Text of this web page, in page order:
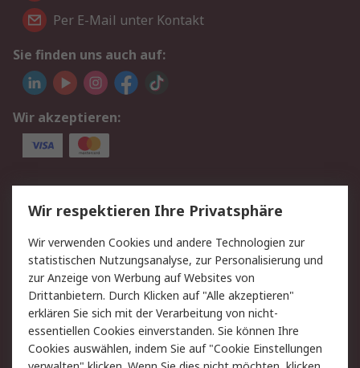
Per E-Mail unter Kontakt
Sie finden uns auch auf:
Wir akzeptieren:
Service
Value Added Services
Lieferlösungen
Rücksendung/Entsorgung Kontakt
Hilfe
Rechtliches
RS Verkaufs- und
Lieferbedingungen
Datenschutz
Wir respektieren Ihre Privatsphäre
Wir verwenden Cookies und andere Technologien zur
statistischen Nutzungsanalyse, zur Personalisierung und
zur Anzeige von Werbung auf Websites von
Drittanbietern. Durch Klicken auf "Alle akzeptieren"
erklären Sie sich mit der Verarbeitung von nicht-
essentiellen Cookies einverstanden. Sie können Ihre
Cookies auswählen, indem Sie auf "Cookie Einstellungen